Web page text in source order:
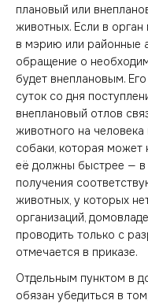
плановый или
животных. Если в орган
в мэрию или районные
обращение о
будет внеплановым.
суток со дня
внеплановый отлов
животного на
собаки, которая может
её должны быстрее — в
получения
животных, у которых
организаций,
проводить только с
отмечается в приказе.
Отдельным пунктом в
обязан убедиться в